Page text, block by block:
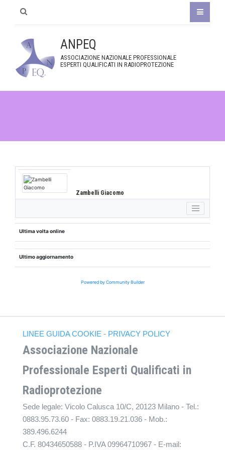
ANPEQ
ASSOCIAZIONE NAZIONALE PROFESSIONALE
ESPERTI QUALIFICATI IN RADIOPROTEZIONE
Zambelli Giacomo
Ultima volta online
Ultimo aggiornamento
Powered by Community Builder
LINEE GUIDA COOKIE - PRIVACY POLICY
Associazione Nazionale
Professionale Esperti Qualificati in
Radioprotezione
Sede legale: Vicolo Calusca 10/C, 20123 Milano - Tel.:
0883.95.73.60 - Fax: 0883.19.21.036 - Mob.:
389.496.6244
C.F. 80434650588 - P.IVA 09964710967 - E-mail: